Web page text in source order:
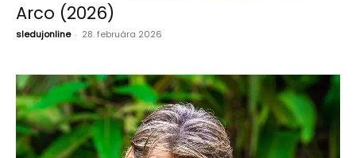
Arco (2026)
sledujonline - 28. februára 2026